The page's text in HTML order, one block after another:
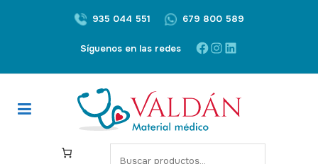
935 044 551 679 800 589
Síguenos en las redes Facebook
Instagram
LinkedIn
S